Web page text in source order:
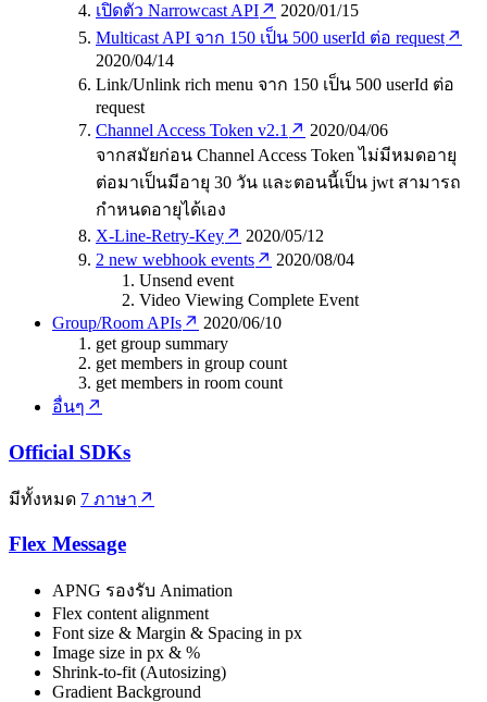
เปิดตัว Narrowcast API
2020/01/15
Multicast API จาก 150 เป็น 500 userId ต่อ request
2020/04/14
Link/Unlink rich menu จาก 150 เป็น 500 userId ต่อ
request
Channel Access Token v2.1
2020/04/06
จากสมัยก่อน Channel Access Token ไม่มีหมดอายุ
ต่อมาเป็นมีอายุ 30 วัน และตอนนี้เป็น jwt สามารถ
กำหนดอายุได้เอง
X-Line-Retry-Key
2020/05/12
2 new webhook events
2020/08/04
Unsend event
Video Viewing Complete Event
Group/Room APIs
2020/06/10
get group summary
get members in group count
get members in room count
อื่นๆ
Official SDKs
มีทั้งหมด 7 ภาษา
Flex Message
APNG รองรับ Animation
Flex content alignment
Font size & Margin & Spacing in px
Image size in px & %
Shrink-to-fit (Autosizing)
Gradient Background